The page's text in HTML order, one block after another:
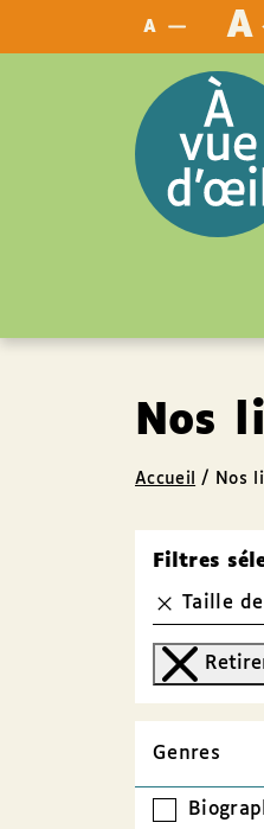
A A
Nos
Accueil / Nos
Filtres
Taille
Genres
Panneau de gestion des